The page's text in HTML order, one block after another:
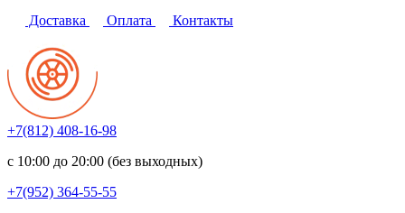
Доставка Оплата Контакты
+7(812) 408-16-98
с 10:00 до 20:00 (без выходных)
+7(952) 364-55-55